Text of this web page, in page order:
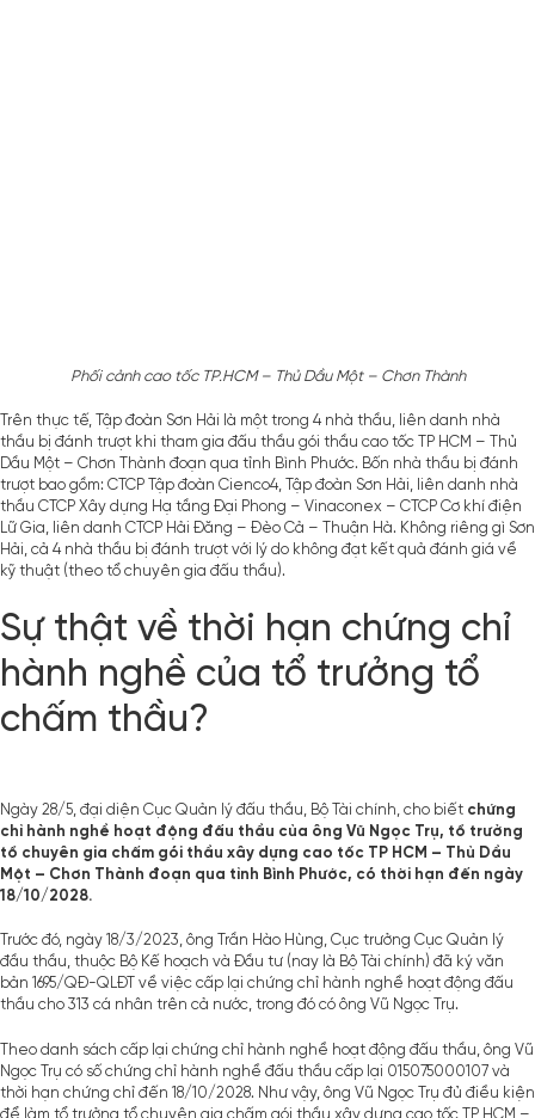
Phối cảnh cao tốc TP.HCM – Thủ Dầu Một – Chơn Thành
Trên thực tế, Tập đoàn Sơn Hải là một trong 4 nhà thầu, liên danh nhà
thầu bị đánh trượt khi tham gia đấu thầu gói thầu cao tốc TP HCM – Thủ
Dầu Một – Chơn Thành đoạn qua tỉnh Bình Phước. Bốn nhà thầu bị đánh
trượt bao gồm: CTCP Tập đoàn Cienco4, Tập đoàn Sơn Hải, liên danh nhà
thầu CTCP Xây dựng Hạ tầng Đại Phong – Vinaconex – CTCP Cơ khí điện
Lữ Gia, liên danh CTCP Hải Đăng – Đèo Cả – Thuận Hà. Không riêng gì Sơn
Hải, cả 4 nhà thầu bị đánh trượt với lý do không đạt kết quả đánh giá về
kỹ thuật (theo tổ chuyên gia đấu thầu).
Sự thật về thời hạn chứng chỉ
hành nghề của tổ trưởng tổ
chấm thầu?
Ngày 28/5, đại diện Cục Quản lý đấu thầu, Bộ Tài chính, cho biết chứng
chỉ hành nghề hoạt động đấu thầu của ông Vũ Ngọc Trụ, tổ trưởng
tổ chuyên gia chấm gói thầu xây dựng cao tốc TP HCM – Thủ Dầu
Một – Chơn Thành đoạn qua tỉnh Bình Phước, có thời hạn đến ngày
18/10/2028.
Trước đó, ngày 18/3/2023, ông Trần Hào Hùng, Cục trưởng Cục Quản lý
đầu thầu, thuộc Bộ Kế hoạch và Đầu tư (nay là Bộ Tài chính) đã ký văn
bản 1695/QĐ-QLĐT về việc cấp lại chứng chỉ hành nghề hoạt động đấu
thầu cho 313 cá nhân trên cả nước, trong đó có ông Vũ Ngọc Trụ.
Theo danh sách cấp lại chứng chỉ hành nghề hoạt động đấu thầu, ông Vũ
Ngọc Trụ có số chứng chỉ hành nghề đấu thầu cấp lại 015075000107 và
thời hạn chứng chỉ đến 18/10/2028. Như vậy, ông Vũ Ngọc Trụ đủ điều kiện
để làm tổ trưởng tổ chuyên gia chấm gói thầu xây dựng cao tốc TP HCM –